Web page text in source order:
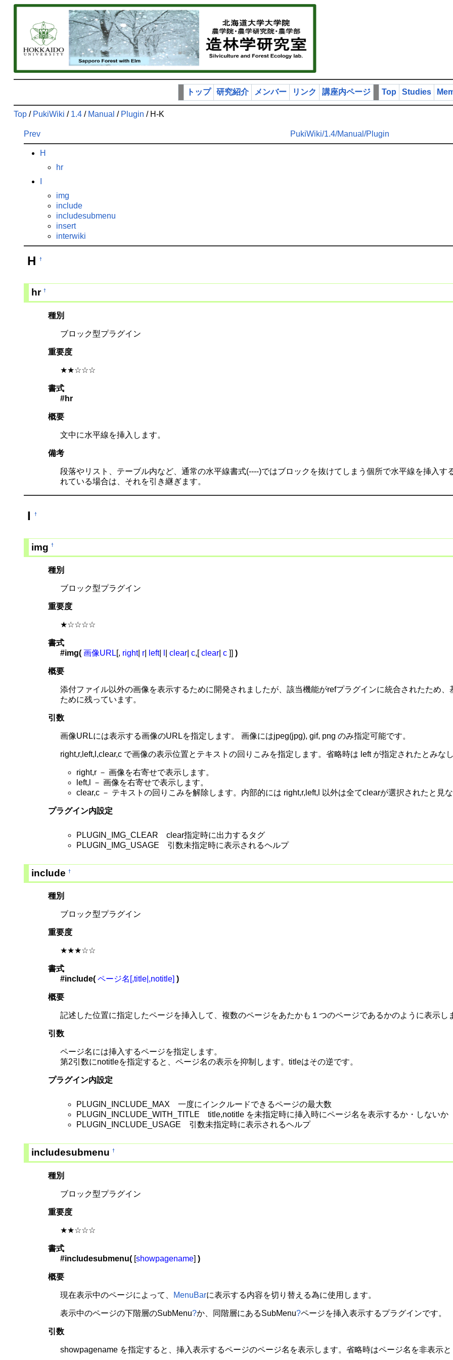
トップ 研究紹介 メンバー リンク 講座内ページ Top Studies
Top/ PukiWiki / 1.4/ Manual / Plugin / H-K
Prev PukiWiki/1.4/Manual/Plugin
H
hr
img
include
includesubmenu
insert
interwiki
H†
hr†
種別
ブロック型プラグイン
重要度
★★☆☆☆
書式
#hr
概要
文中に水平線を挿入します。
備考
段落やリスト、テーブル内など、通常の水平線書式(----)ではブロックを抜けてしまう個所で水平線を挿入
れている場合は、それを引き継ぎます。
I†
img†
種別
ブロック型プラグイン
重要度
★☆☆☆☆
書式
#img( 画像URL[, right| r| left| clear| c,[clear| c]] )
概要
添付ファイル以外の画像を表示するために開発されましたが、該当機能がrefプラグインに統合されたため
ために残っています。
引数
画像URLには表示する画像のURLを指定します。 画像にはjpeg(jpg), gif, png のみ指定可能です。
right,r,left,l,clear,c で画像の表示位置とテキストの回りこみを指定します。省略時は left が指定されたとみな
right,r － 画像を右寄せで表示します。
left,l － 画像を右寄せで表示します。
clear,c － テキストの回りこみを解除します。内部的には right,r,left,l 以外は全てclearが選択されたと見
プラグイン内設定
PLUGIN_IMG_CLEAR clear指定時に出力するタグ
PLUGIN_IMG_USAGE 引数未指定時に表示されるヘルプ
include†
種別
ブロック型プラグイン
重要度
★★★☆☆
書式
#include( ページ名[,title|,notitle] )
概要
記述した位置に指定したページを挿入して、複数のページをあたかも１つのページであるかのように表示し
引数
ページ名には挿入するページを指定します。
第2引数にnotitleを指定すると、ページ名の表示を抑制します。titleはその逆です。
プラグイン内設定
PLUGIN_INCLUDE_MAX 一度にインクルードできるページの最大数
PLUGIN_INCLUDE_WITH_TITLE title,notitle を未指定時に挿入時にページ名を表示するか・しないか
PLUGIN_INCLUDE_USAGE 引数未指定時に表示されるヘルプ
includesubmenu†
種別
ブロック型プラグイン
重要度
★★☆☆☆
書式
#includesubmenu([showpagename] )
概要
現在表示中のページによって、 MenuBarに表示する内容を切り替える為に使用します。
表示中のページの下階層のSubMenu?か、同階層にあるSubMenu?ページを挿入表示するプラグインです。
引数
showpagename を指定すると、挿入表示するページのページ名を表示します。省略時はページ名を非表示